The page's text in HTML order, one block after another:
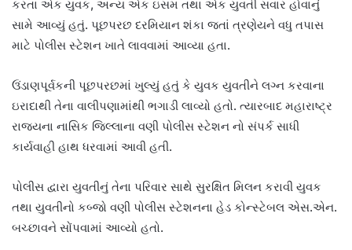
કરતા એક યુવક, અન્ય એક ઇસમ તથા એક યુવતી સવાર હોવાનું
સામે આવ્યું હતું. પૂછપરછ દરમિયાન શંકા જતાં ત્રણેયને વધુ તપાસ
માટે પોલીસ સ્ટેશન ખાતે લાવવામાં આવ્યા હતા.
ઉંડાણપૂર્વકની પૂછપરછમાં ખુલ્યું હતું કે યુવક યુવતીને લગ્ન કરવાના
ઇરાદાથી તેના વાલીપણામાંથી ભગાડી લાવ્યો હતો. ત્યારબાદ મહારાષ્ટ્ર
રાજ્યના નાસિક જિલ્લાના વણી પોલીસ સ્ટેશન નો સંપર્ક સાધી
કાર્યવાહી હાથ ધરવામાં આવી હતી.
પોલીસ દ્વારા યુવતીનું તેના પરિવાર સાથે સુરક્ષિત મિલન કરાવી યુવક
તથા યુવતીનો કબ્જો વણી પોલીસ સ્ટેશનના હેડ કોન્સ્ટેબલ એસ.એન.
બચ્છાવને સોંપવામાં આવ્યો હતો.